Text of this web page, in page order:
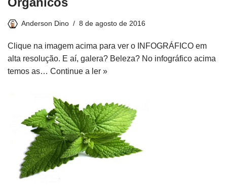
Anderson Dino 8 de agosto de 2016
Clique na imagem acima para ver o INFOGRÁFICO em
alta resolução. E aí, galera? Beleza? No infográfico acima
temos as… Continue a ler »